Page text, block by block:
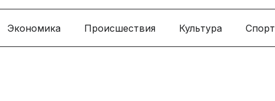
Экономика Происшествия Культура Спорт